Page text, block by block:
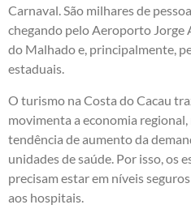
Carnaval. São milhares de
chegando pelo Aeroporto
do Malhado e, principalmente,
estaduais.
O turismo na Costa do Cacau
movimenta a economia regional,
tendência de aumento da
unidades de saúde. Por isso, os
precisam estar em níveis
aos hospitais.